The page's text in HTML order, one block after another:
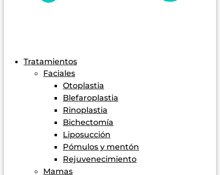
Tratamientos
Faciales
Otoplastia
Blefaroplastia
Rinoplastia
Bichectomía
Liposucción
Pómulos y mentón
Rejuvenecimiento
Mamas